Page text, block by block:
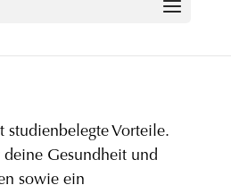
studienbelegte Vorteile.
Gesundheit und
sowie ein